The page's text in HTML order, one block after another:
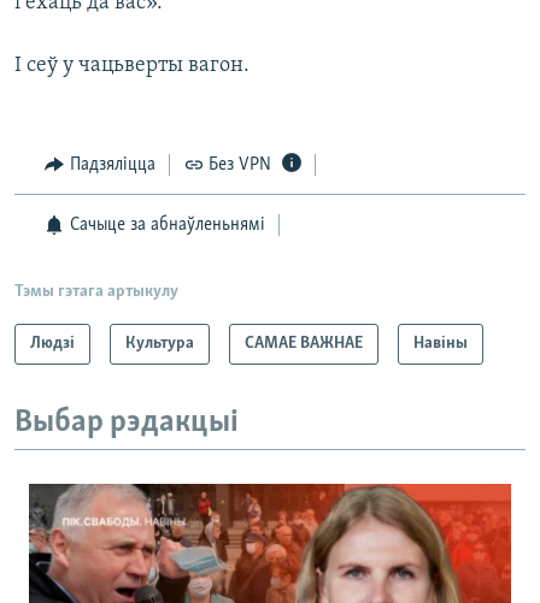
І сеў у чацьверты вагон.
Падзяліцца Без VPN
Сачыце за абнаўленьнямі
Тэмы гэтага артыкулу
Людзі Культура САМАЕ ВАЖНАЕ Навіны
Выбар рэдакцыі